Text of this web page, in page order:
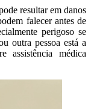
resultar em danos
falecer antes de
perigoso se
outra pessoa está a
assistência médica